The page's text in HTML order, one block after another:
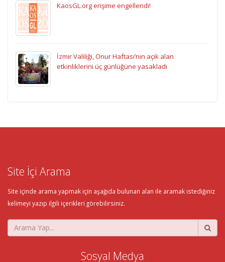
KaosGL.org erişime engellendi!
İzmir Valiliği, Onur Haftası’nın açık alan
etkinliklerini üç günlüğüne yasakladı
Site İçi Arama
Site içinde arama yapmak için aşağıda bulunan alan ile aramak istediğiniz
kelimeyi yazıp ilgili içerikleri görebilirsiniz.
Sosyal Medya